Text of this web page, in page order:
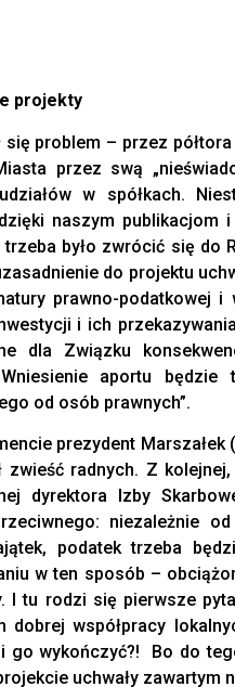
projekty
się problem – przez
przez swą
w spółkach.
naszym publikacjom
trzeba było zwrócić się do
do projektu
prawno-podatkowej i
i ich
dla Związku
aportu
od osób prawnych”.
prezydent
zwieść radnych. Z
dyrektora Izby
niezależnie
podatek trzeba
w ten sposób –
I tu rodzi się pierwsze
dobrej współpracy
go wykończyć?! Bo do
uchwały zawartym